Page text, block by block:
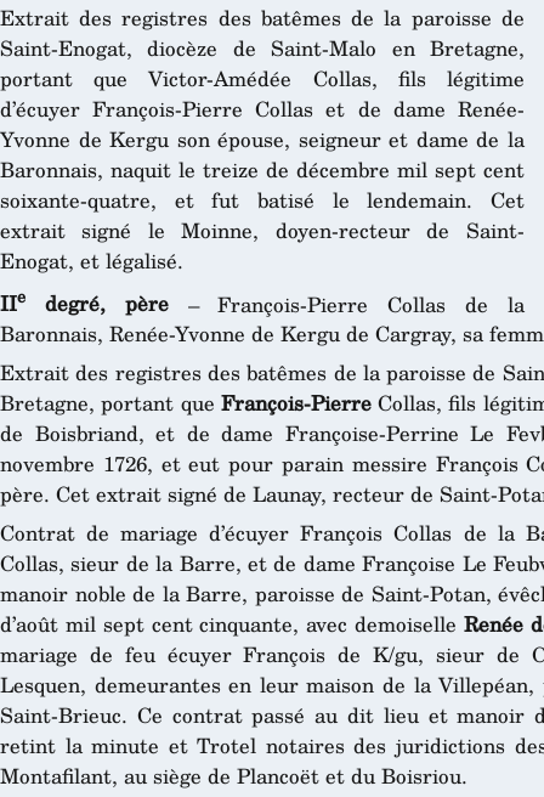
Extrait des registres des batêmes de la paroisse de
Saint-Enogat, diocèze de Saint-Malo en Bretagne,
portant que Victor-Amédée Collas, fils légitime
d’écuyer François-Pierre Collas et de dame Renée-
Yvonne de Kergu son épouse, seigneur et dame de la
Baronnais, naquit le treize de décembre mil sept cent
soixante-quatre, et fut batisé le lendemain. Cet
extrait signé le Moinne, doyen-recteur de Saint-
Enogat, et légalisé.
IIe degré, père– François-Pierre Collas de la
Baronnais, Renée-Yvonne de Kergu de Cargray, sa
Extrait des registres des batêmes de la paroisse de
Bretagne, portant que François-PierreCollas, fils
de Boisbriand, et de dame Françoise-Perrine Le
novembre 1726, et eut pour parain messire François
père. Cet extrait signé de Launay, recteur de Saint-
Contrat de mariage d’écuyer François Collas de la
Collas, sieur de la Barre, et de dame Françoise Le
manoir noble de la Barre, paroisse de Saint-Potan,
d’août mil sept cent cinquante, avec demoiselle Renée
mariage de feu écuyer François de K/gu, sieur de
Lesquen, demeurantes en leur maison de la
Saint-Brieuc. Ce contrat passé au dit lieu et manoir
retint la minute et Trotel notaires des juridictions
Montafilant, au siège de Plancoët et du Boisriou.